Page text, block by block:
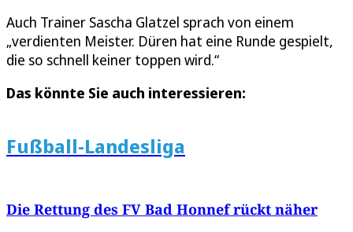
Auch Trainer Sascha Glatzel sprach von einem
„verdienten Meister. Düren hat eine Runde gespielt,
die so schnell keiner toppen wird.“
Das könnte Sie auch interessieren:
Fußball-Landesliga
Die Rettung des FV Bad Honnef rückt näher